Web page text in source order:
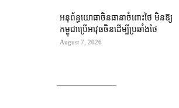
អនុព័ន្ធយោធា​ចិន​ធានា​ចំពោះ​ថៃ មិន​ឱ្យ​
កម្ពុជា​ប្រើ​អាវុធ​ចិន​ដើម្បី​ប្រឆាំង​ថៃ ​
August 7, 2026